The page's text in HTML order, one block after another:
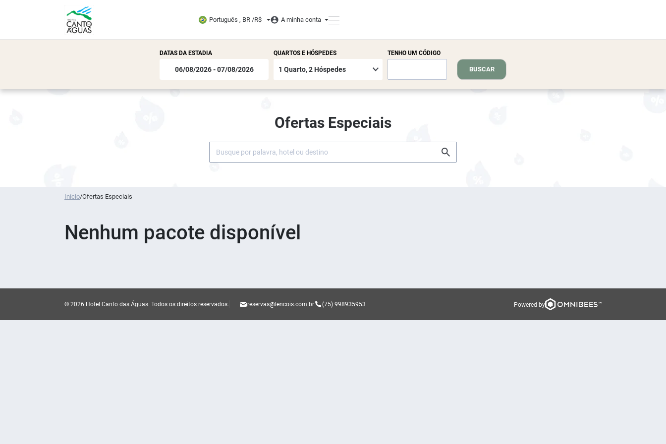
Português , BR /R$ A minha conta
DATAS DA ESTADIA QUARTOS E HÓSPEDES TENHO UM CÓDIGO
BUSCAR
Ofertas Especiais
Início/Ofertas Especiais
Nenhum pacote disponível
reservas@lencois.com.br (75) 998935953
© 2026 Hotel Canto das Águas. Todos os direitos reservados. Powered by